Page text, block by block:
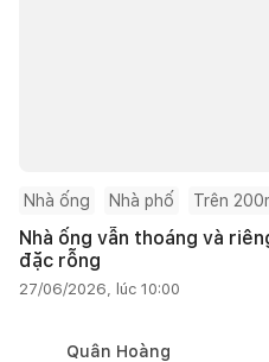
Nhà ống Nhà phố Trên
Nhà ống vẫn thoáng và
đặc rỗng
27/06/2026, lúc 10:00
Quân Hoàng